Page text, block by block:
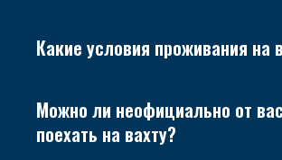
Какие условия проживания на
Можно ли неофициально от вас
поехать на вахту?